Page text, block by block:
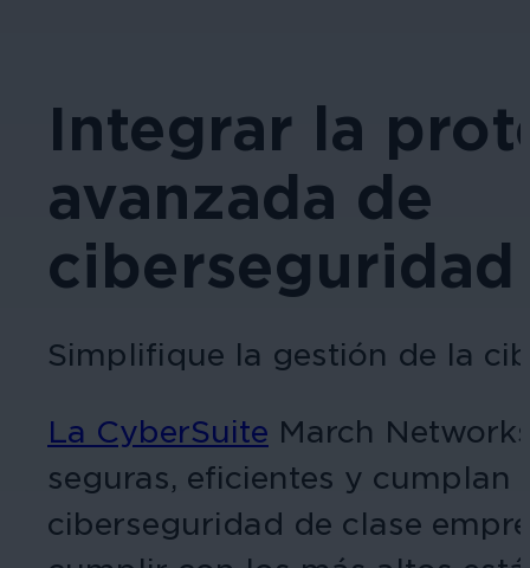
Integrar la
avanzada de
ciberseguridad
Simplifique la gestión de la
La CyberSuite March
seguras, eficientes y
ciberseguridad de clase